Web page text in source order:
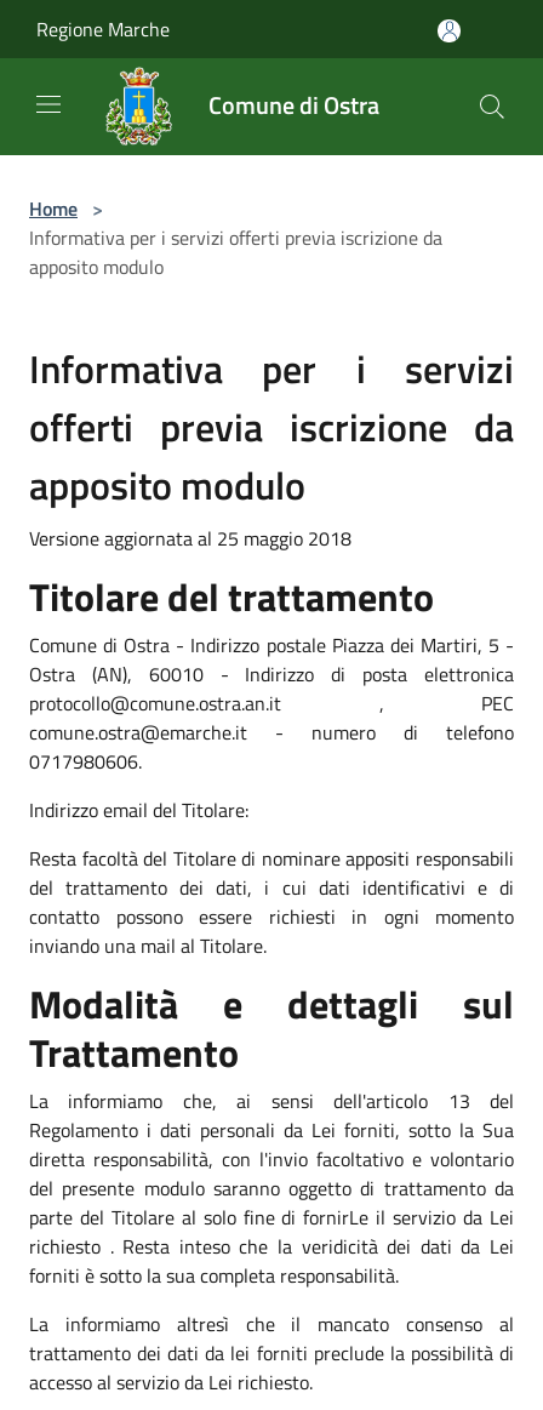
Regione Marche
Comune di Ostra
Home >
Informativa per i servizi offerti previa iscrizione da
apposito modulo
Informativa per i servizi
offerti previa iscrizione da
apposito modulo
Versione aggiornata al 25 maggio 2018
Titolare del trattamento
Comune di Ostra - Indirizzo postale Piazza dei Martiri, 5 -
Ostra (AN), 60010 - Indirizzo di posta elettronica
protocollo@comune.ostra.an.it , PEC
comune.ostra@emarche.it - numero di telefono
0717980606.
Indirizzo email del Titolare:
Resta facoltà del Titolare di nominare appositi responsabili
del trattamento dei dati, i cui dati identificativi e di
contatto possono essere richiesti in ogni momento
inviando una mail al Titolare.
Modalità e dettagli sul
Trattamento
La informiamo che, ai sensi dell'articolo 13 del
Regolamento i dati personali da Lei forniti, sotto la Sua
diretta responsabilità, con l'invio facoltativo e volontario
del presente modulo saranno oggetto di trattamento da
parte del Titolare al solo fine di fornirLe il servizio da Lei
richiesto . Resta inteso che la veridicità dei dati da Lei
forniti è sotto la sua completa responsabilità.
La informiamo altresì che il mancato consenso al
trattamento dei dati da lei forniti preclude la possibilità di
accesso al servizio da Lei richiesto.